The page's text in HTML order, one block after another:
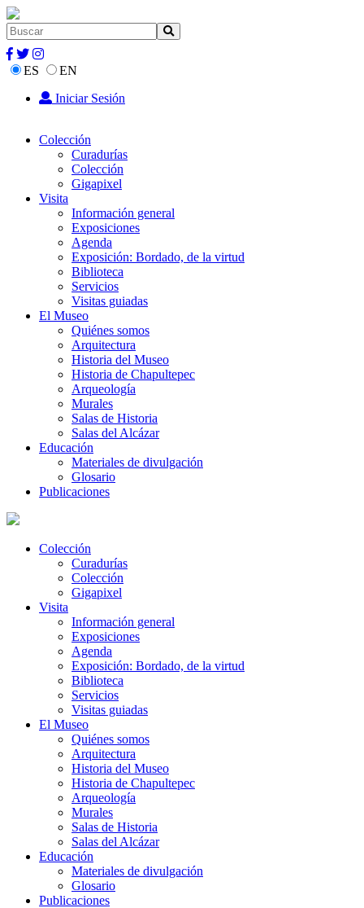
ES
EN
Iniciar Sesión
Colección
Curadurías
Colección
Gigapixel
Visita
Información general
Exposiciones
Agenda
Exposición: Bordado, de la virtud
Biblioteca
Servicios
Visitas guiadas
El Museo
Quiénes somos
Arquitectura
Historia del Museo
Historia de Chapultepec
Arqueología
Murales
Salas de Historia
Salas del Alcázar
Educación
Materiales de divulgación
Glosario
Publicaciones
Colección
Curadurías
Colección
Gigapixel
Visita
Información general
Exposiciones
Agenda
Exposición: Bordado, de la virtud
Biblioteca
Servicios
Visitas guiadas
El Museo
Quiénes somos
Arquitectura
Historia del Museo
Historia de Chapultepec
Arqueología
Murales
Salas de Historia
Salas del Alcázar
Educación
Materiales de divulgación
Glosario
Publicaciones